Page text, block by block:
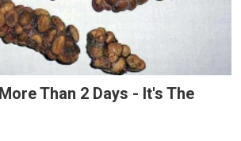
Than 2 Days - It's The